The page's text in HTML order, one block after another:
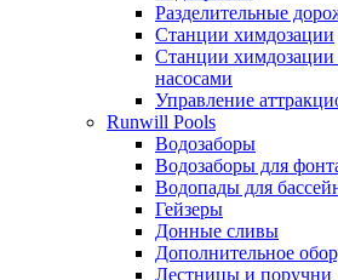
Разделительные
Станции химдозации
Станции
насосами
Управление
Runwill Pools
Водозаборы
Водозаборы для
Водопады для
Гейзеры
Донные сливы
Дополнительное
Лестницы и поручни